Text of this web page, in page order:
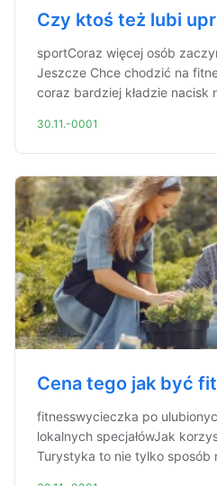
Czy ktoś też lubi
sportCoraz więcej osób
Jeszcze Chce chodzić na
coraz bardziej kładzie nacisk
30.11.-0001
Cena tego jak być fit
fitnesswycieczka po
lokalnych specjałówJak
Turystyka to nie tylko sposób